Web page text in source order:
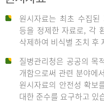
원시자료는 최초 수집된
등을 정제한 자료로, 각
삭제하여 비식별 조치 후
질병관리청은 공공의 목
개함으로써 관련 분야에
원시자료의 안전성 확보
대한 준수를 요구하고 있